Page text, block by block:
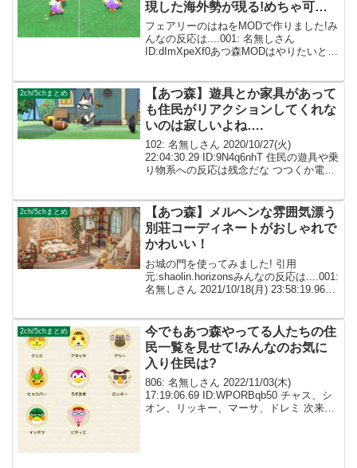
現した海外勢が現る!めちゃ可愛
い件!
フェアリーのはねをMODで作りました!み
んなの反応は....001: 名無しさん
ID:dImXpeXf0あつ森MODはやりたいとは
ひ、ほかのカ...
2ch/5chまとめ
【あつ森】遊具とか家具があって
も住民がリアクションしてくれな
いのは寂しいよね….
102: 名無しさん 2020/10/27(火)
22:04:30.29 ID:9N4q6nhT 住民の遊具や乗
り物系への反応は残念だな つつくか電源
んだけど今は遊ば...
2ch/5chまとめ
【あつ森】メルヘンな雰囲気漂う
別荘コーディネートがおしゃれで
かわいい！
お城の門を使ってみました! 引用
元:shaolin.horizo​​nsみんなの反応は....001:
名無しさん 2021/10/18(月) 23:58:19.96
2ch/5chまとめ
今でもあつ森やってる人たちの住
民一覧を見せて!みんなのお気に
入り住民は?
806: 名無しさん 2022/11/03(木)
17:19:06.69 ID:WPORBqb50 チャス、シ
オン、リッキー、マーサ、ドレミ 次来る